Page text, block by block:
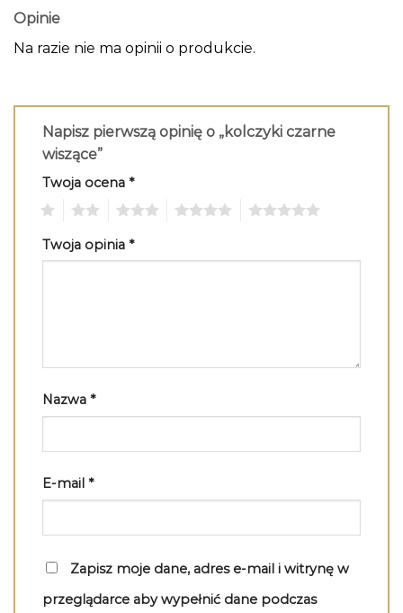
Opinie
Na razie nie ma opinii o produkcie.
Napisz pierwszą opinię o „kolczyki czarne
wiszące”
Twoja ocena *
Twoja opinia *
Nazwa *
E-mail *
Zapisz moje dane, adres e-mail i witrynę w
przeglądarce aby wypełnić dane podczas